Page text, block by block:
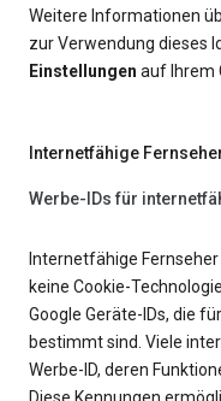
Weitere Informationen
zur Verwendung dieses
Einstellungen auf Ihrem
Internetfähige
Werbe-IDs für
Internetfähige
keine Cookie-
Google Geräte-IDs, die
bestimmt sind. Viele
Werbe-ID, deren